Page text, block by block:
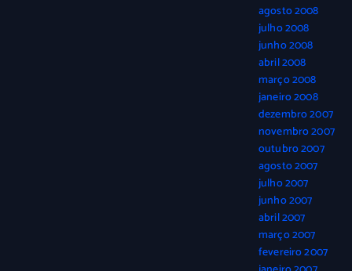
agosto 2008
julho 2008
junho 2008
abril 2008
março 2008
janeiro 2008
dezembro 2007
novembro 2007
outubro 2007
agosto 2007
julho 2007
junho 2007
abril 2007
março 2007
fevereiro 2007